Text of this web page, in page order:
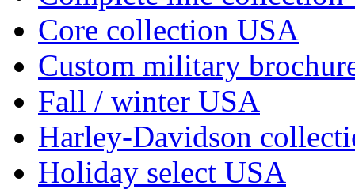
Core collection USA
Custom military
Fall / winter USA
Harley-Davidson
Holiday select USA